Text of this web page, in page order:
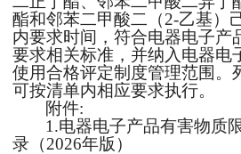
酯和邻苯二甲酸二（2-乙基）
内要求时间，符合电器电子产
要求相关标准，并纳入电器电
使用合格评定制度管理范围。
可按清单内相应要求执行。
附件:
1.电器电子产品有害物质
录（2026年版）